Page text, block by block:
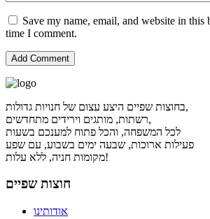
Save my name, email, and website in this
time I comment.
בחוצות שפיים היצע עצום של חנויות גדולות,
רשתות, מותגים וירידים מתחדשים,
לכל המשפחה, והכל פתוח למענכם בשעות
פעילות ארוכות, שבעה ימים בשבוע, עם שפע
מקומות חניה, ללא עלות!
חוצות שפיים
אודותינו